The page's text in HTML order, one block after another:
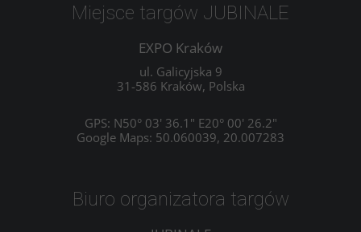
Biuro organizatora targów
Miejsce targów JUBINALE
EXPO Kraków
ul. Galicyjska 9
31-586 Kraków, Polska
GPS: N50° 03' 36.1" E20° 00' 26.2"
Google Maps: 50.060039, 20.007283